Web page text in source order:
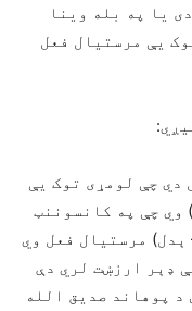
یا په بله وینا
یې مرستیال فعل
دي چې لومړی توک یې
وي چې په کانسوننټ
ېدل) مرستیال فعل وي
ډېر ارزښت لري دې
پوهاند صدیق الله